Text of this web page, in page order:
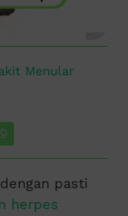
Menular
pasti
herpes